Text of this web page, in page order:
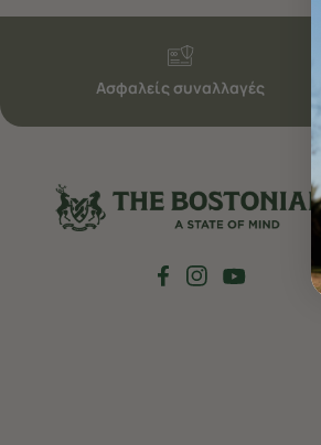
Ασφαλείς συναλλαγές